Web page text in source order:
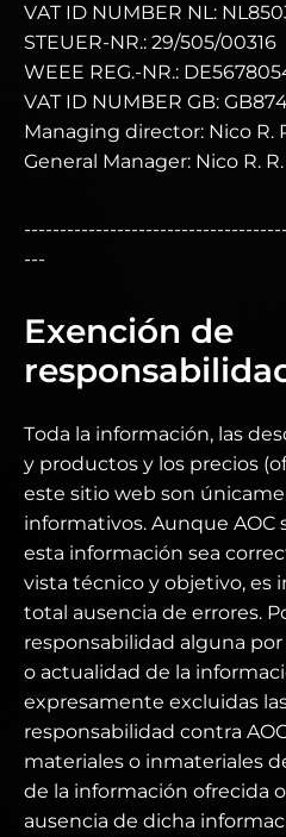
VAT ID NUMBER NL:
STEUER-NR.: 29/505/00316
WEEE REG.-NR.:
VAT ID NUMBER GB:
Managing director: Nico R.
General Manager: Nico R.
---
Exención de
Toda la información, las
y productos y los precios
este sitio web son
informativos. Aunque AOC
esta información sea
vista técnico y objetivo, es
total ausencia de errores.
responsabilidad alguna
o actualidad de la
expresamente excluidas
responsabilidad contra
materiales o inmateriales
de la información ofrecida
ausencia de dicha